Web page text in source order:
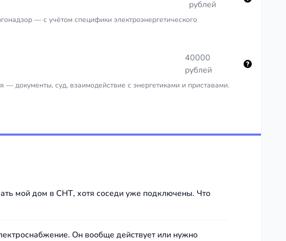
рублей
— с учётом специфики электроэнергетического
40000
рублей
документы, суд, взаимодействие с энергетиками и приставами.
мой дом в СНТ, хотя соседи уже подключены. Что
Он вообще действует или нужно